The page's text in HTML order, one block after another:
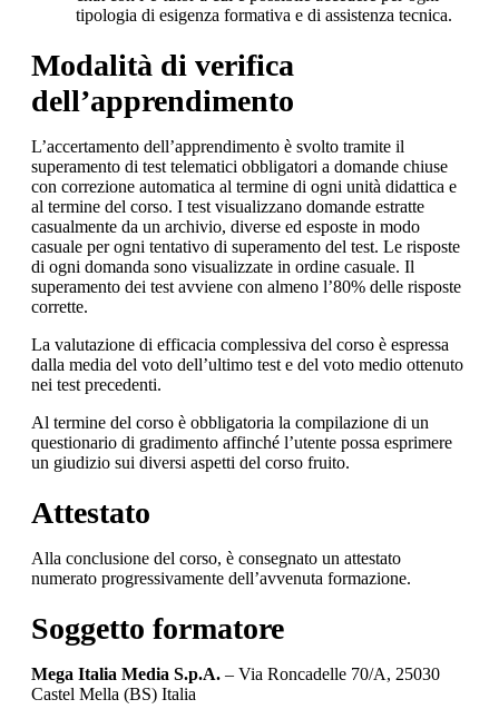
tipologia di esigenza formativa e di assistenza tecnica.
Modalità di verifica
dell’apprendimento
L’accertamento dell’apprendimento è svolto tramite il
superamento di test telematici obbligatori a domande chiuse
con correzione automatica al termine di ogni unità didattica e
al termine del corso. I test visualizzano domande estratte
casualmente da un archivio, diverse ed esposte in modo
casuale per ogni tentativo di superamento del test. Le risposte
di ogni domanda sono visualizzate in ordine casuale. Il
superamento dei test avviene con almeno l’80% delle risposte
corrette.
La valutazione di efficacia complessiva del corso è espressa
dalla media del voto dell’ultimo test e del voto medio ottenuto
nei test precedenti.
Al termine del corso è obbligatoria la compilazione di un
questionario di gradimento affinché l’utente possa esprimere
un giudizio sui diversi aspetti del corso fruito.
Attestato
Alla conclusione del corso, è consegnato un attestato
numerato progressivamente dell’avvenuta formazione.
Soggetto formatore
Mega Italia Media S.p.A. – Via Roncadelle 70/A, 25030
Castel Mella (BS) Italia